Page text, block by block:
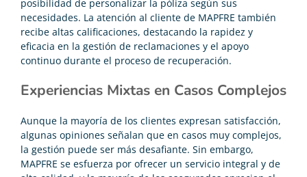
posibilidad de personalizar la póliza según sus
necesidades. La atención al cliente de MAPFRE también
recibe altas calificaciones, destacando la rapidez y
eficacia en la gestión de reclamaciones y el apoyo
continuo durante el proceso de recuperación.
Experiencias Mixtas en Casos Complejos
Aunque la mayoría de los clientes expresan satisfacción,
algunas opiniones señalan que en casos muy complejos,
la gestión puede ser más desafiante. Sin embargo,
MAPFRE se esfuerza por ofrecer un servicio integral y de